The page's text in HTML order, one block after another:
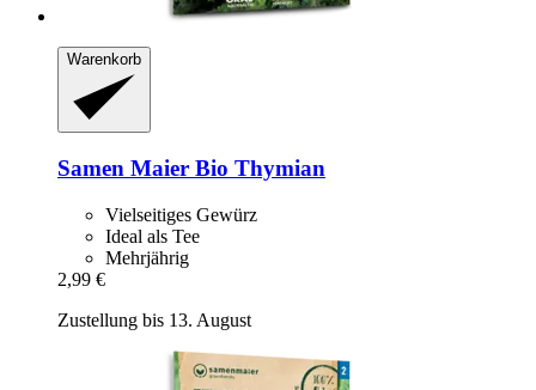
Warenkorb
Samen Maier Bio Thymian
Vielseitiges Gewürz
Ideal als Tee
Mehrjährig
2,99 €
Zustellung bis 13. August